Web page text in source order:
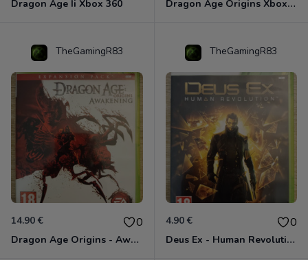
Dragon Age Ii Xbox 360 Dragon Age Origins Xbox 360
TheGamingR83
14.90 € 0
Dragon Age Origins - Awakening Xbox 360
TheGamingR83
4.90 € 0
Deus Ex - Human Revolution Xbox 360